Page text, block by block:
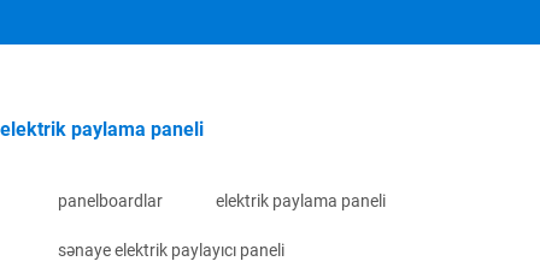
elektrik paylama paneli
panelboardlar elektrik paylama paneli
sənaye elektrik paylayıcı paneli